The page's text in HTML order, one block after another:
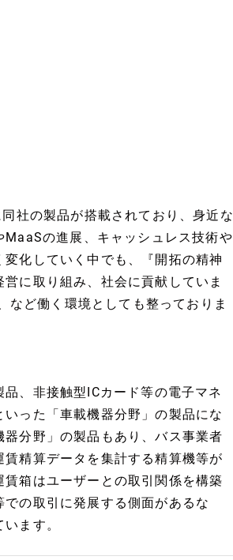
社の製品が搭載されており、身近な
の進展、キャッシュレス技術や
化していく中でも、『開拓の精神
に取り組み、社会に貢献していま
ど働く環境としても整っておりま
、非接触型ICカード等の電子マネ
った「車載機器分野」の製品にな
分野」の製品もあり、バス事業者
精算データを集計する精算機等が
箱はユーザーとの取引関係を構築
の取引に発展する側面があるな
ます。